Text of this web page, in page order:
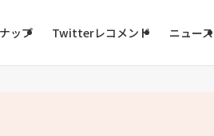
ップ Twitterレコメンド ニュース